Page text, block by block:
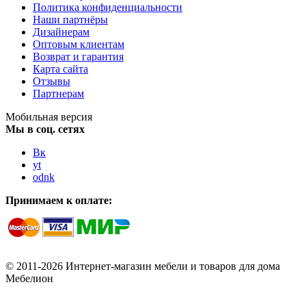
Политика конфиденциальности
Наши партнёры
Дизайнерам
Оптовым клиентам
Возврат и гарантия
Карта сайта
Отзывы
Партнерам
Мобильная версия
Мы в соц. сетях
Вк
yt
odnk
Принимаем к оплате:
© 2011-2026 Интернет-магазин мебели и товаров для дома
Мебелион